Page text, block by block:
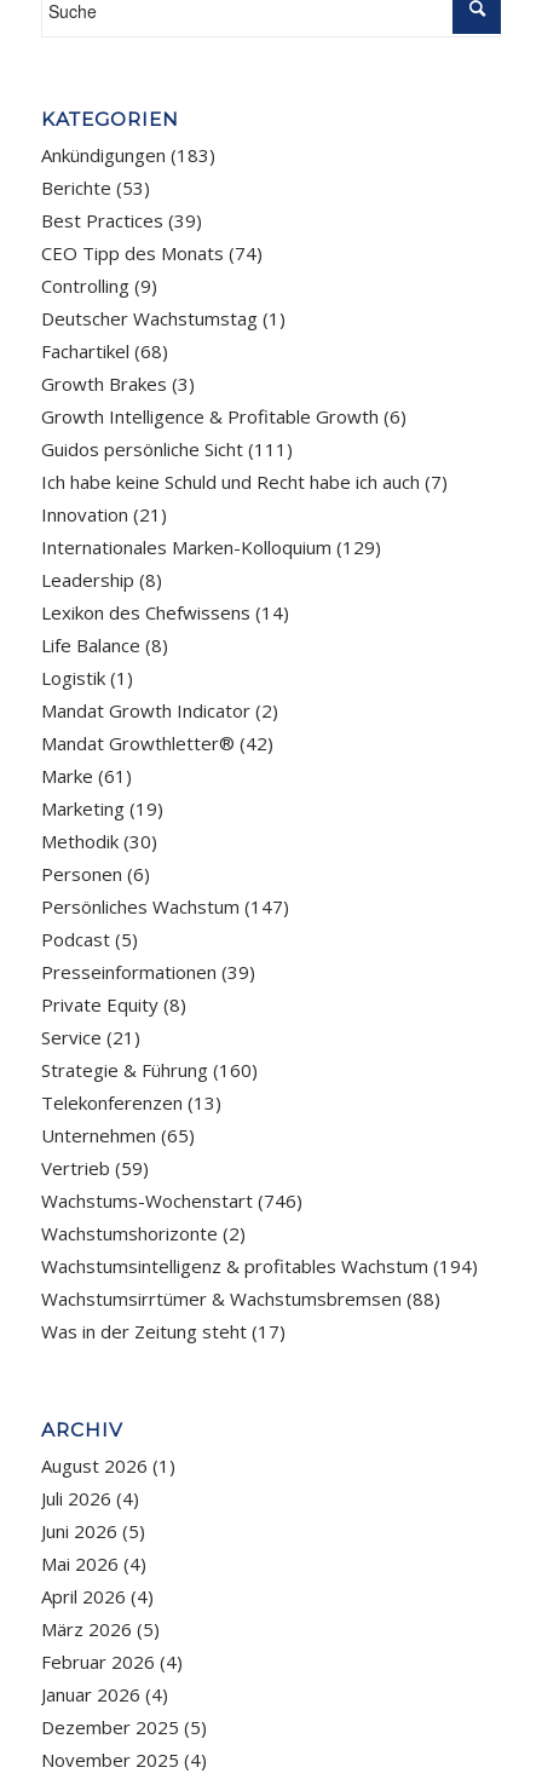
KATEGORIEN
Ankündigungen (183)
Berichte (53)
Best Practices (39)
CEO Tipp des Monats (74)
Controlling(9)
Deutscher Wachstumstag(1)
Fachartikel (68)
Growth Brakes (3)
Growth Intelligence & Profitable Growth (6)
Guidos persönliche Sicht(111)
Ich habe keine Schuld und Recht habe ich auch (7)
Innovation (21)
Internationales Marken-Kolloquium (129)
Leadership (8)
Lexikon des Chefwissens (14)
Life Balance (8)
Logistik(1)
Mandat Growth Indicator(2)
Mandat Growthletter® (42)
Marke (61)
Marketing(19)
Methodik(30)
Personen (6)
Persönliches Wachstum (147)
Podcast(5)
Presseinformationen (39)
Private Equity(8)
Service (21)
Strategie & Führung(160)
Telekonferenzen (13)
Unternehmen (65)
Vertrieb (59)
Wachstums-Wochenstart(746)
Wachstumshorizonte (2)
Wachstumsintelligenz & profitables Wachstum (194)
Wachstumsirrtümer & Wachstumsbremsen (88)
Was in der Zeitung steht(17)
ARCHIV
August 2026 (1)
Juli 2026 (4)
Juni 2026 (5)
Mai 2026 (4)
April 2026 (4)
März 2026 (5)
Februar 2026 (4)
Januar 2026 (4)
Dezember 2025 (5)
November 2025 (4)